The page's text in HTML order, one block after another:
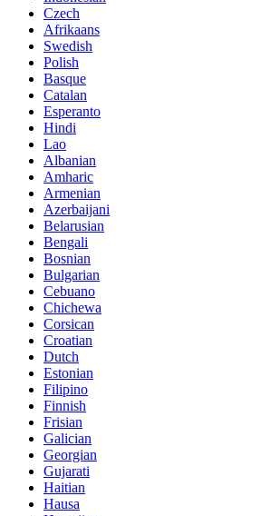
Czech
Afrikaans
Swedish
Polish
Basque
Catalan
Esperanto
Hindi
Lao
Albanian
Amharic
Armenian
Azerbaijani
Belarusian
Bengali
Bosnian
Bulgarian
Cebuano
Chichewa
Corsican
Croatian
Dutch
Estonian
Filipino
Finnish
Frisian
Galician
Georgian
Gujarati
Haitian
Hausa